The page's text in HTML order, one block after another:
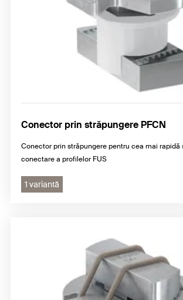
Conector prin străpungere PFCN
Conector prin străpungere pentru cea mai rapidă
conectare a profilelor FUS
1 variantă